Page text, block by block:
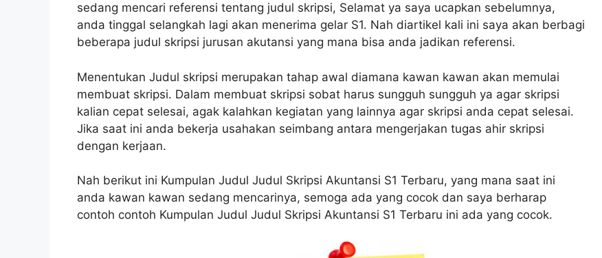
sedang mencari referensi tentang judul skripsi, Selamat ya saya ucapkan sebelumnya,
anda tinggal selangkah lagi akan menerima gelar S1. Nah diartikel kali ini saya akan berbagi
beberapa judul skripsi jurusan akutansi yang mana bisa anda jadikan referensi.
Menentukan Judul skripsi merupakan tahap awal diamana kawan kawan akan memulai
membuat skripsi. Dalam membuat skripsi sobat harus sungguh sungguh ya agar skripsi
kalian cepat selesai, agak kalahkan kegiatan yang lainnya agar skripsi anda cepat selesai.
Jika saat ini anda bekerja usahakan seimbang antara mengerjakan tugas ahir skripsi
dengan kerjaan.
Nah berikut ini Kumpulan Judul Judul Skripsi Akuntansi S1 Terbaru, yang mana saat ini
anda kawan kawan sedang mencarinya, semoga ada yang cocok dan saya berharap
contoh contoh Kumpulan Judul Judul Skripsi Akuntansi S1 Terbaru ini ada yang cocok.